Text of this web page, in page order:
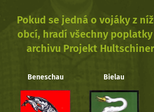
Pokud se jedná o vojáky z
obcí, hradí všechny
archivu Projekt
Beneschau Bielau